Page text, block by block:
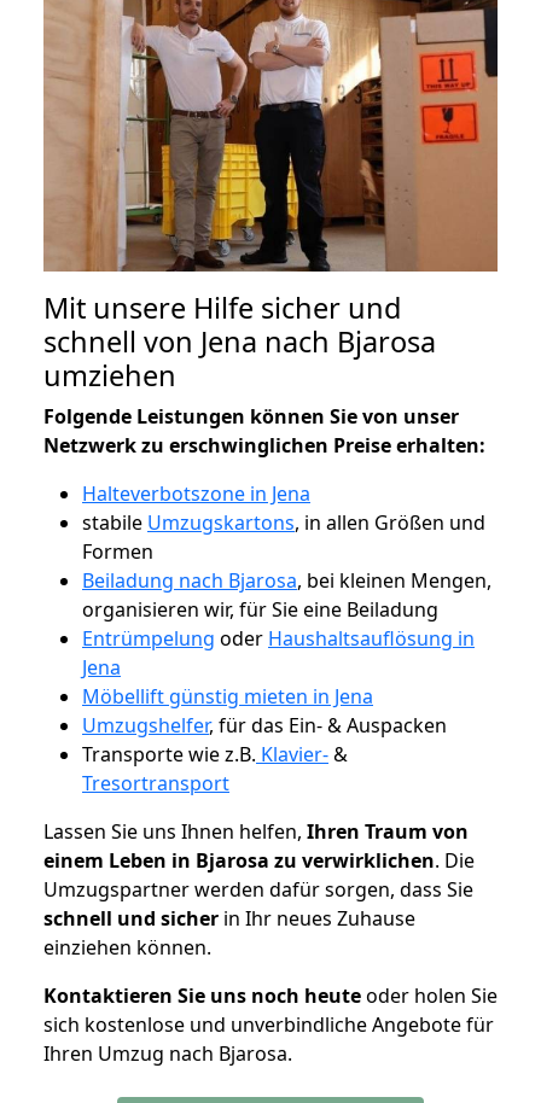
Mit unsere Hilfe sicher und
schnell von Jena nach Bjarosa
umziehen
Folgende Leistungen können Sie von unser
Netzwerk zu erschwinglichen Preise erhalten:
Halteverbotszone in Jena
stabile Umzugskartons, in allen Größen und
Formen
Beiladung nach Bjarosa, bei kleinen Mengen,
organisieren wir, für Sie eine Beiladung
Entrümpelung oder Haushaltsauflösung in
Jena
Möbellift günstig mieten in Jena
Umzugshelfer, für das Ein- & Auspacken
Transporte wie z.B. Klavier-&
Tresortransport
Lassen Sie uns Ihnen helfen, Ihren Traum von
einem Leben in Bjarosa zu verwirklichen. Die
Umzugspartner werden dafür sorgen, dass Sie
schnell und sicher in Ihr neues Zuhause
einziehen können.
Kontaktieren Sie uns noch heuteoder holen Sie
sich kostenlose und unverbindliche Angebote für
Ihren Umzug nach Bjarosa.